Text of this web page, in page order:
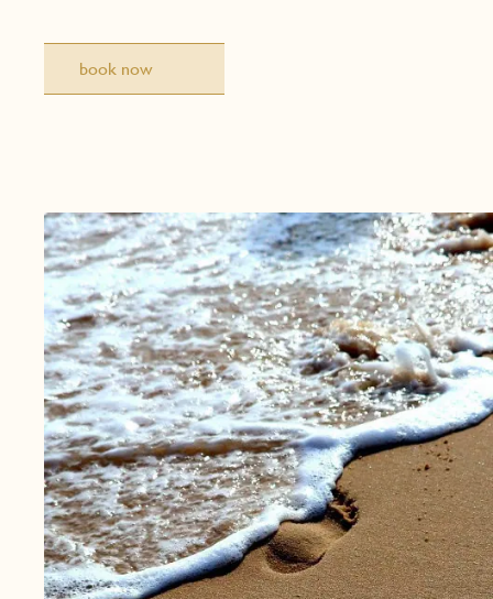
book now